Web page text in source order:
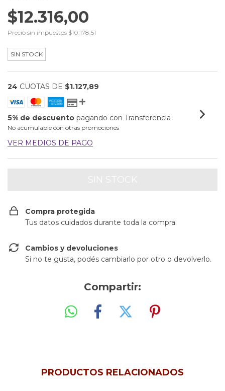
$12.316,00
Precio sin impuestos $10.178,51
SIN STOCK
24 CUOTAS DE $1.127,89
5% de descuento pagando con Transferencia
No acumulable con otras promociones
VER MEDIOS DE PAGO
Compra protegida
Tus datos cuidados durante toda la compra.
Cambios y devoluciones
Si no te gusta, podés cambiarlo por otro o devolverlo.
Compartir:
PRODUCTOS RELACIONADOS